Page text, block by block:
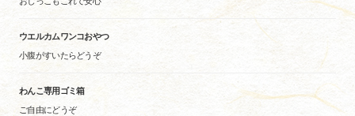
ウエルカムワンコおやつ
小腹がすいたらどうぞ
わんこ専用ゴミ箱
ご自由にどうぞ